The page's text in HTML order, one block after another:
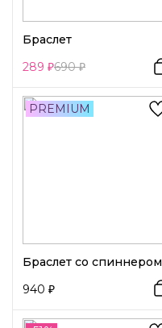
Браслет
289
690
PREMIUM
Браслет со спиннером
940